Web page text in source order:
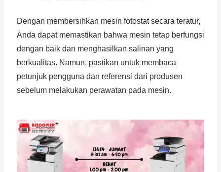
Dengan membersihkan mesin fotostat secara teratur,
Anda dapat memastikan bahwa mesin tetap berfungsi
dengan baik dan menghasilkan salinan yang
berkualitas. Namun, pastikan untuk membaca
petunjuk pengguna dan referensi dari produsen
sebelum melakukan perawatan pada mesin.